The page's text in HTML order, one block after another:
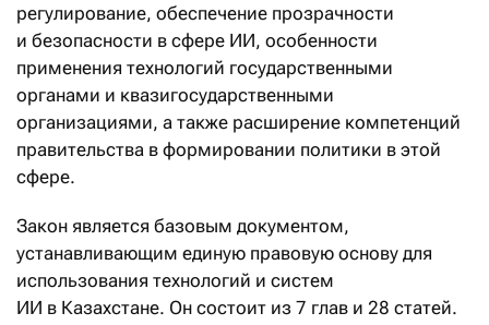
регулирование, обеспечение прозрачности
и безопасности в сфере ИИ, особенности
применения технологий государственными
органами и квазигосударственными
организациями, а также расширение компетенций
правительства в формировании политики в этой
сфере.
Закон является базовым документом,
устанавливающим единую правовую основу для
использования технологий и систем
ИИ в Казахстане. Он состоит из 7 глав и 28 статей.